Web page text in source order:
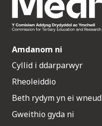
Amdanom ni
Cyllid i ddarparwyr
Rheoleiddio
Beth rydym yn ei wneud
Gweithio gyda ni